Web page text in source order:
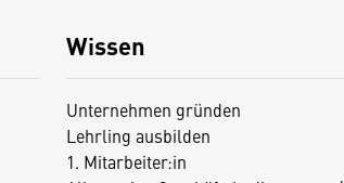
Wissen
Unternehmen gründen
Lehrling ausbilden
1. Mitarbeiter:in